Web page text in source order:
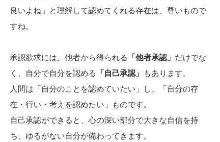
良いよね」と理解して認めてくれる存在は、尊いもので
すね。
承認欲求には、他者から得られる 「他者承認」 だけでな
く、自分で自分を認める
「自己承認」
もあります。
人間は「自分のことを認めていたい」し、「自分の存
在・行い・考えを認めたい」ものです。
自己承認ができると、心の深い部分で大きな自信を持
ち、ゆるがない自分が備わってきます。